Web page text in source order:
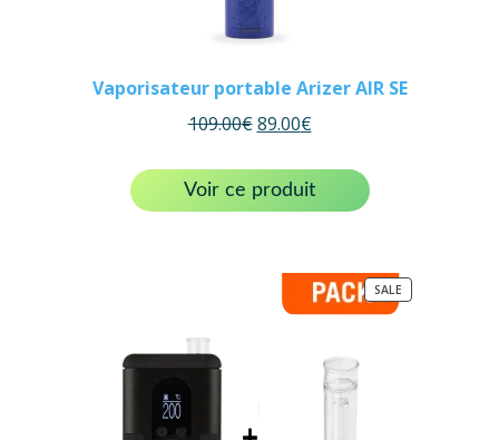
Vaporisateur portable Arizer AIR SE
109.00€ 89.00€
Voir ce produit
SALE
ON